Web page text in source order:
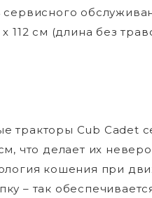
112 см (длина без
тракторы Cub Cadet
что делает их
кошения при
– так